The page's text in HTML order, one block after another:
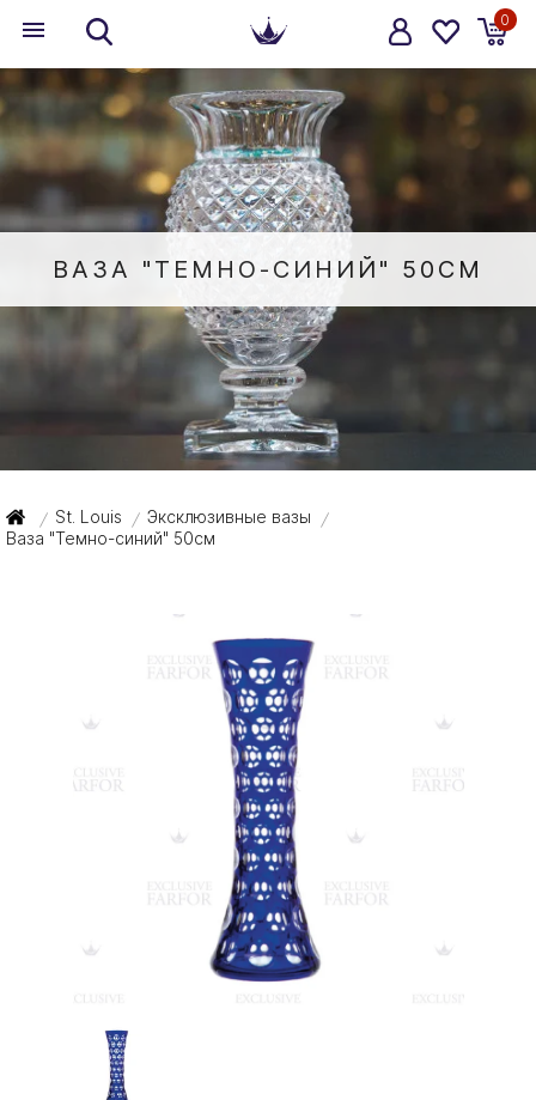
0
ВАЗА "ТЕМНО-СИНИЙ" 50СМ
/ St. Louis / Эксклюзивные вазы /
Ваза "Темно-синий" 50см